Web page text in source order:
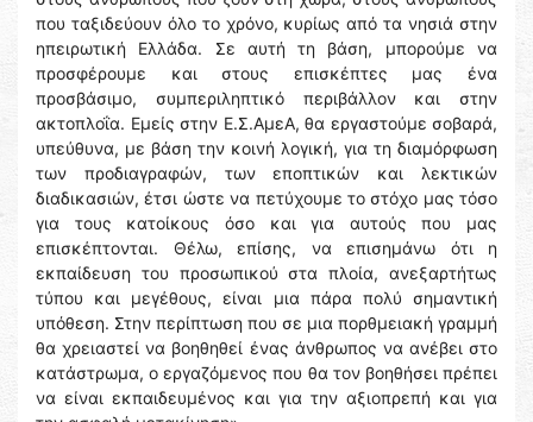
που ταξιδεύουν όλο το χρόνο, κυρίως από τα νησιά στην
ηπειρωτική Ελλάδα. Σε αυτή τη βάση, μπορούμε να
προσφέρουμε και στους επισκέπτες μας ένα
προσβάσιμο, συμπεριληπτικό περιβάλλον και στην
ακτοπλοΐα. Εμείς στην Ε.Σ.ΑμεΑ, θα εργαστούμε σοβαρά,
υπεύθυνα, με βάση την κοινή λογική, για τη διαμόρφωση
των προδιαγραφών, των εποπτικών και λεκτικών
διαδικασιών, έτσι ώστε να πετύχουμε το στόχο μας τόσο
για τους κατοίκους όσο και για αυτούς που μας
επισκέπτονται. Θέλω, επίσης, να επισημάνω ότι η
εκπαίδευση του προσωπικού στα πλοία, ανεξαρτήτως
τύπου και μεγέθους, είναι μια πάρα πολύ σημαντική
υπόθεση. Στην περίπτωση που σε μια πορθμειακή γραμμή
θα χρειαστεί να βοηθηθεί ένας άνθρωπος να ανέβει στο
κατάστρωμα, ο εργαζόμενος που θα τον βοηθήσει πρέπει
να είναι εκπαιδευμένος και για την αξιοπρεπή και για